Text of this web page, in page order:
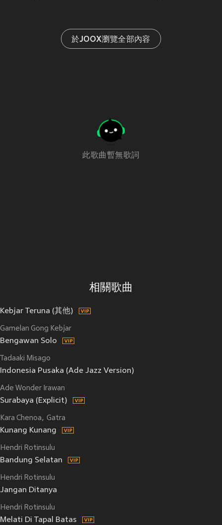
於JOOX瀏覽全部內容
此歌曲暫無歌詞
相關歌曲
Kebjar Teruna (其他)
Gamelan Gong Kebjar
Bengawan Solo
Tadaaki Misago
Indonesia Pusaka (Ade Jazz Version)
Ade Wonder Irawan
Surabaya (Explicit)
Kara Chenoa Gatra
Kunang Kunang
Hendri Rotinsulu
Bandung Selatan
Hendri Rotinsulu
Jangan Ditanya
Hendri Rotinsulu
Melati Di Tapal Batas